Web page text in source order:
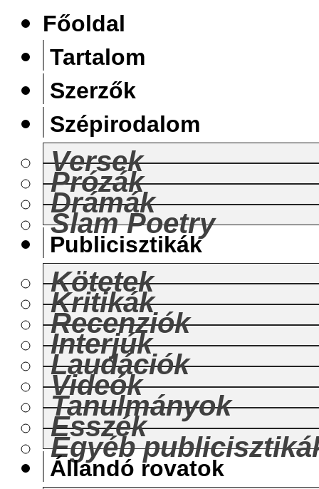
Főoldal
Tartalom
Szerzők
Szépirodalom
Versek
Prózák
Drámák
Slam Poetry
Publicisztikák
Kötetek
Kritikák
Recenziók
Interjúk
Laudációk
Videók
Tanulmányok
Esszék
Egyéb
Állandó rovatok